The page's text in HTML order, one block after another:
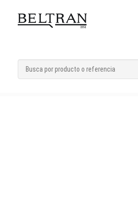
Recambios
Inicio Recambios » Espejos
derecho